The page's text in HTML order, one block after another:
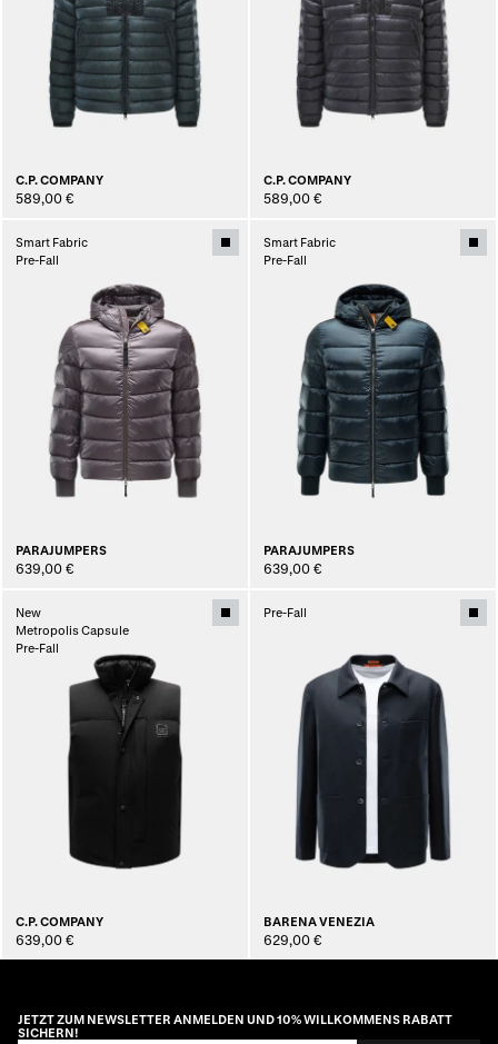
C.P. COMPANY
589,00 €
C.P. COMPANY
589,00 €
Smart Fabric
Pre-Fall
PARAJUMPERS
639,00 €
Smart Fabric
Pre-Fall
PARAJUMPERS
639,00 €
New
Metropolis Capsule
Pre-Fall
C.P. COMPANY
639,00 €
Pre-Fall
BARENA VENEZIA
629,00 €
JETZT ZUM NEWSLETTER ANMELDEN UND 10% WILLKOMMENS RABATT
SICHERN!